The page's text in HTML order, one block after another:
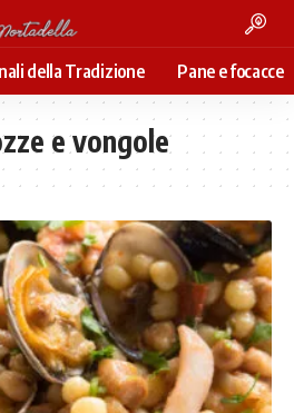
della Tradizione Pane e focacce
e vongole